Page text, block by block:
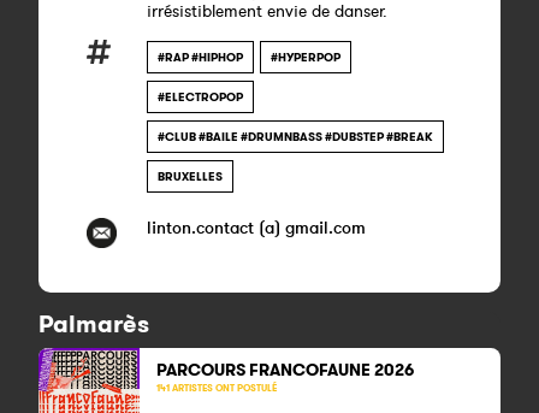
irrésistiblement envie de danser.
#RAP #HIPHOP #HYPERPOP
#ELECTROPOP
#CLUB #BAILE #DRUMNBASS #DUBSTEP #BREAK
BRUXELLES
linton.contact (a) gmail.com
Palmarès
PARCOURS FRANCOFAUNE 2026
141 ARTISTES ONT POSTULÉ